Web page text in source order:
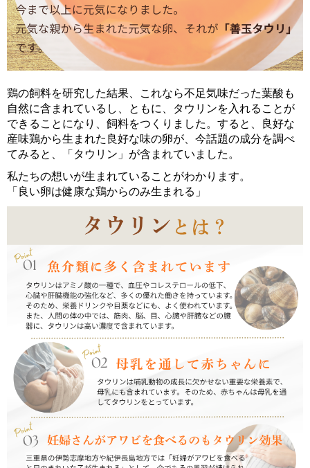
鶏の飼料を研究した結果、これなら不足気味だった葉酸も
自然に含まれているし、ともに、タウリンを入れることが
できることになり、飼料をつくりました。すると、良好な
産味鶏から生まれた良好な味の卵が、今話題の成分を調べ
てみると、「タウリン」が含まれていました。
私たちの想いが生まれていることがわかります。
「良い卵は健康な鶏からのみ生まれる」